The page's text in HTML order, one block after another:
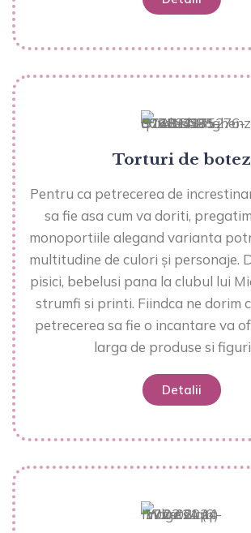
Torturi de botez
Pentru ca petrecerea de
sa fie asa cum va doriti,
monoportiile alegand varianta
multitudine de culori și personaje.
pisici, bebelusi pana la clubul lui
strumfi si printi. Fiindca ne dorim
petrecerea sa fie o incantare va
larga de produse si
Detalii